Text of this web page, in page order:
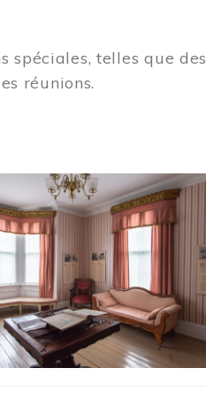
spéciales, telles que des
réunions.